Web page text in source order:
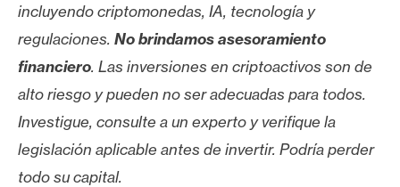
incluyendo criptomonedas, IA, tecnología y
regulaciones. No brindamos asesoramiento
financiero. Las inversiones en criptoactivos son de
alto riesgo y pueden no ser adecuadas para todos.
Investigue, consulte a un experto y verifique la
legislación aplicable antes de invertir. Podría perder
todo su capital.